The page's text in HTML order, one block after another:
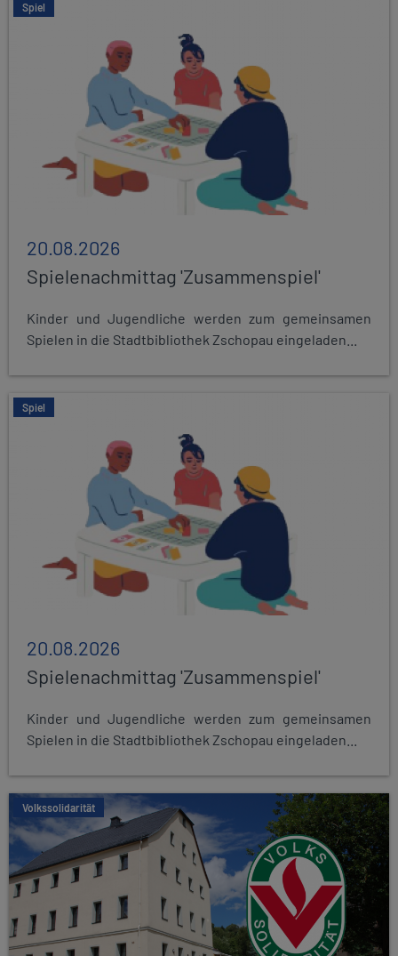
Spiel
20.08.2026
Spielenachmittag 'Zusammenspiel'
Kinder und Jugendliche werden zum gemeinsamen
Spielen in die Stadtbibliothek Zschopau eingeladen...
Spiel
20.08.2026
Spielenachmittag 'Zusammenspiel'
Kinder und Jugendliche werden zum gemeinsamen
Spielen in die Stadtbibliothek Zschopau eingeladen...
Volkssolidarität